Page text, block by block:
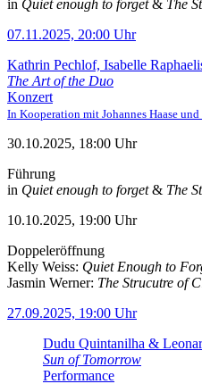
in Quiet enough to forget& The
07.11.2025, 20:00 Uhr
Kathrin Pechlof, Isabelle
The Art of the Duo
Konzert
In Kooperation mit Johannes Haase
30.10.2025, 18:00 Uhr
Führung
in Quiet enough to forget& The
10.10.2025, 19:00 Uhr
Doppeleröffnung
Kelly Weiss: Quiet Enough to
Jasmin Werner: The Strucutre of
27.09.2025, 19:00 Uhr
Dudu Quintanilha &
Sun of Tomorrow
Performance